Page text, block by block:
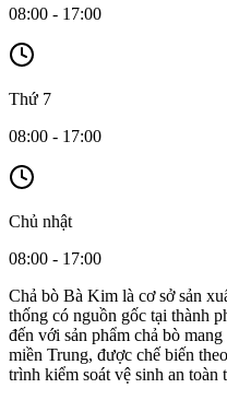
08:00 - 17:00
Thứ 7
08:00 - 17:00
Chủ nhật
08:00 - 17:00
Chả bò Bà Kim là cơ sở sản
thống có nguồn gốc tại thành
đến với sản phẩm chả bò
miền Trung, được chế biến
trình kiểm soát vệ sinh an toàn